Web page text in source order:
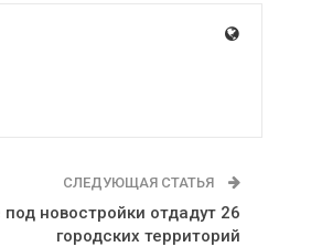
СЛЕДУЮЩАЯ СТАТЬЯ
новостройки отдадут 26
городских территорий